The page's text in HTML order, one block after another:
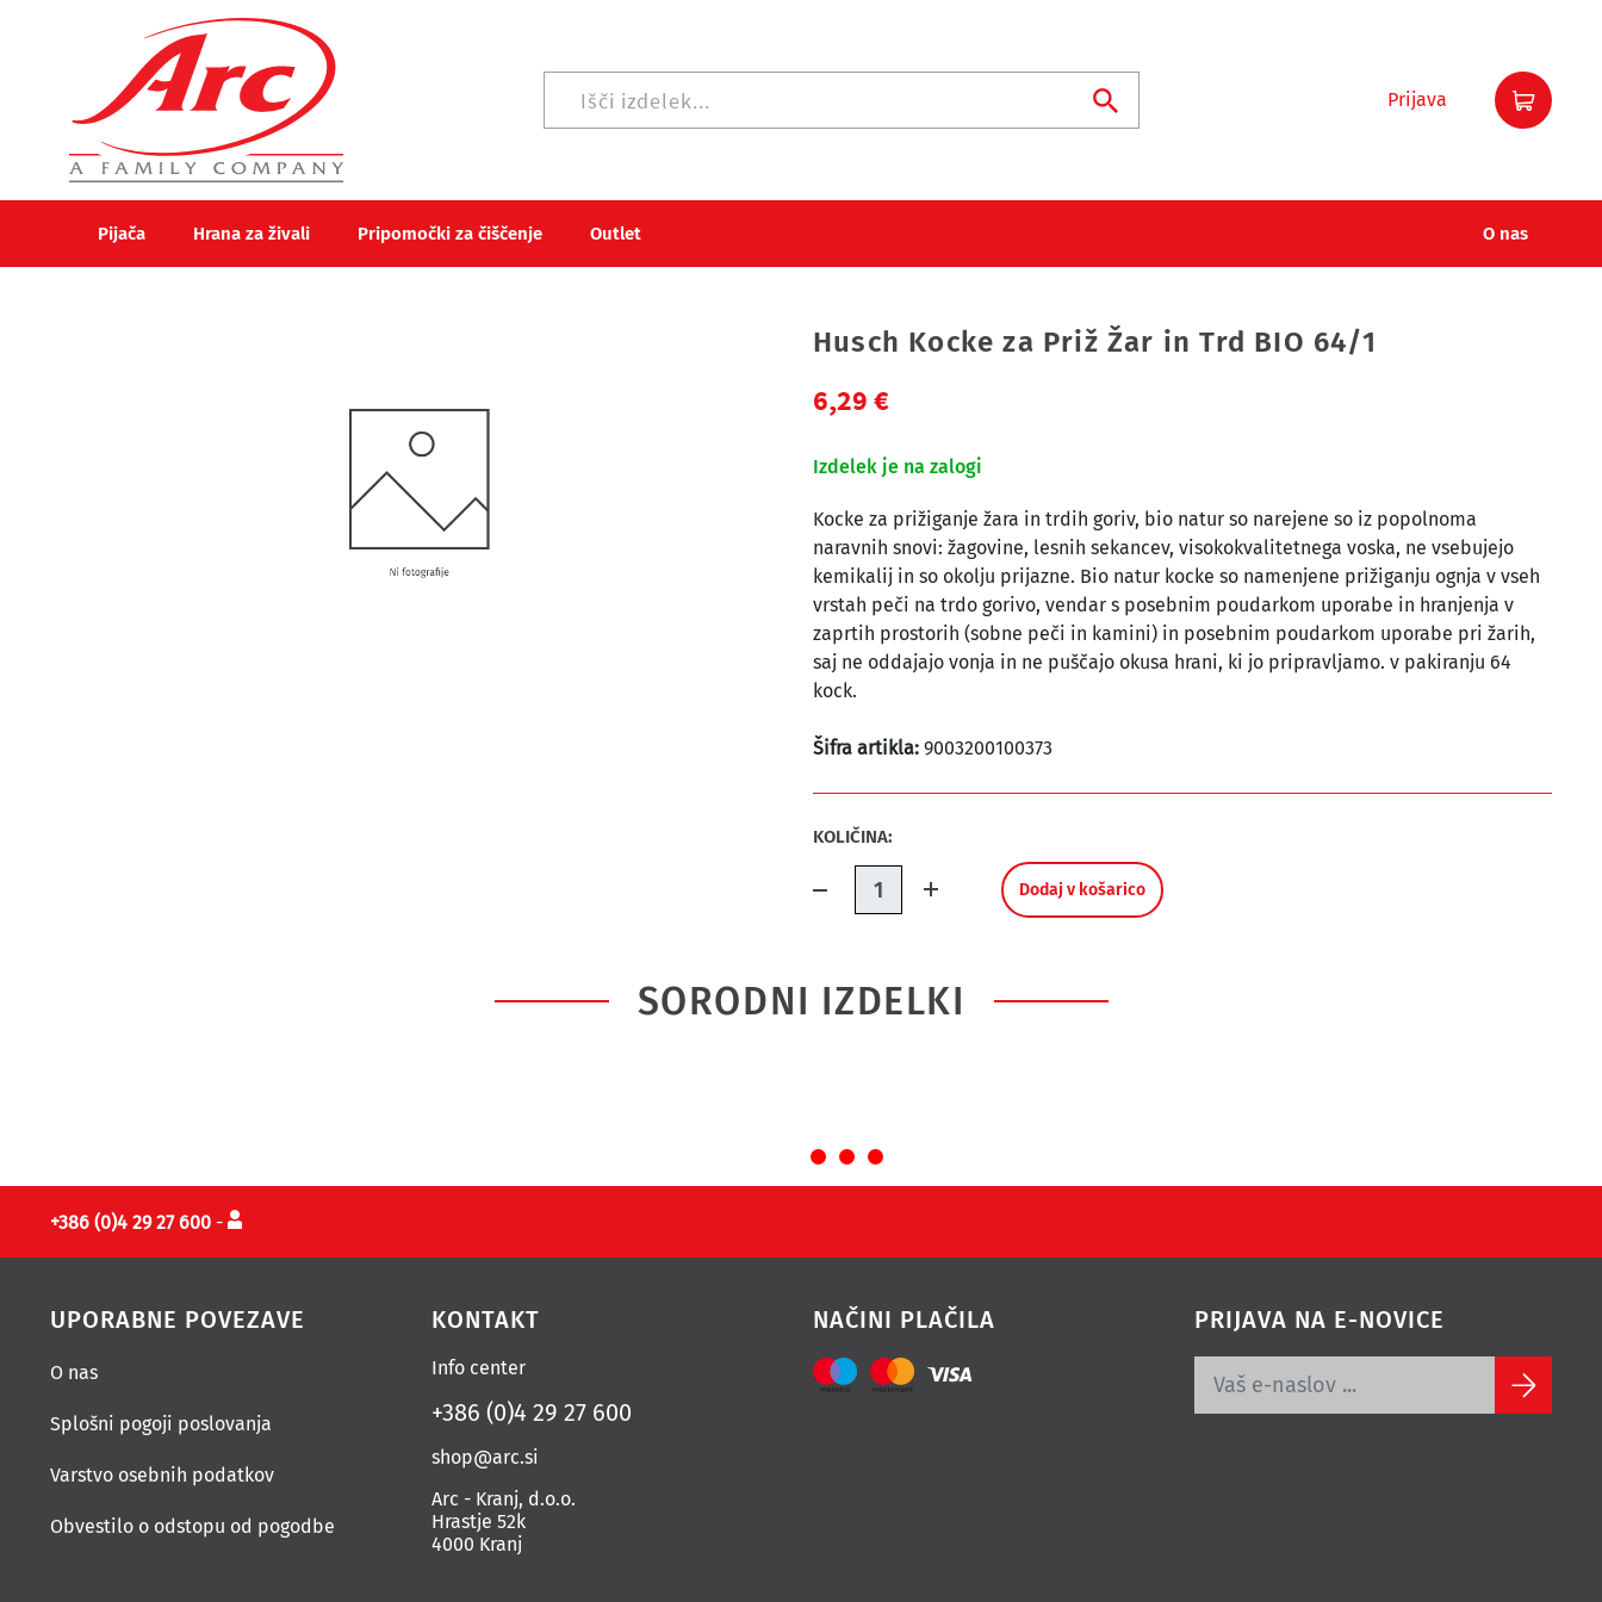
Iskanje
Prijava
Pijača Hrana za živali Pripomočki za čiščenje Outlet O nas
Husch Kocke za Priž Žar in Trd BIO 64/1
6,29 €
Izdelek je na zalogi
Kocke za prižiganje žara in trdih goriv, bio natur so narejene so iz popolnoma
naravnih snovi: žagovine, lesnih sekancev, visokokvalitetnega voska, ne vsebujejo
kemikalij in so okolju prijazne. Bio natur kocke so namenjene prižiganju ognja v vseh
vrstah peči na trdo gorivo, vendar s posebnim poudarkom uporabe in hranjenja v
zaprtih prostorih (sobne peči in kamini) in posebnim poudarkom uporabe pri žarih,
saj ne oddajajo vonja in ne puščajo okusa hrani, ki jo pripravljamo. v pakiranju 64
kock.
Šifra artikla: 9003200100373
KOLIČINA:
Količina.
Dodaj v košarico
SORODNI IZDELKI
+386 (0)4 29 27 600 -
UPORABNE POVEZAVE
O nas
Splošni pogoji poslovanja
Varstvo osebnih podatkov
Obvestilo o odstopu od pogodbe
KONTAKT
Info center
+386 (0)4 29 27 600
shop@arc.si
Arc - Kranj, d.o.o.
Hrastje 52k
4000 Kranj
NAČINI PLAČILA PRIJAVA NA E-NOVICE